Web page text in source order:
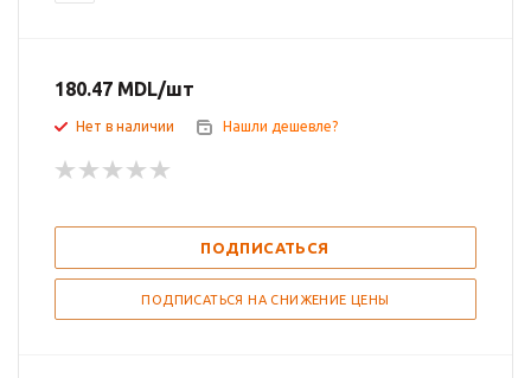
180.47 MDL/шт
Нет в наличии Нашли дешевле?
ПОДПИСАТЬСЯ
ПОДПИСАТЬСЯ НА СНИЖЕНИЕ ЦЕНЫ